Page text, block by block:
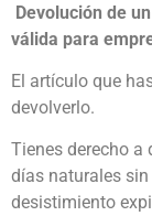
Devolución de
válida para
El artículo que
devolverlo.
Tienes derecho a
días naturales
desistimiento